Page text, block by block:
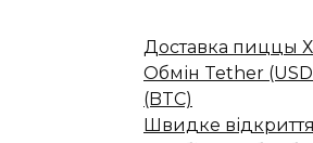
Доставка пиццы
Обмін Tether
(BTC)
Швидке